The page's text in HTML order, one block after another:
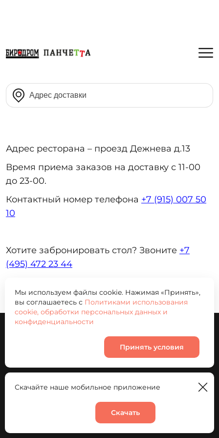
Адрес ресторана – проезд Дежнева д.13
Время приема заказов на доставку с 11-00
до 23-00.
Контактный номер телефона +7 (915) 007 50
10
Хотите забронировать стол? Звоните +7
(495) 472 23 44
Не понравилась еда?Напишите нам!
Мобильные приложения
Мы используем файлы cookie. Нажимая «Принять»,
вы соглашаетесь с Политиками использования
cookie, обработки персональных данных и
конфиденциальности
Принять условия
Скачайте наше мобильное приложение
Скачать